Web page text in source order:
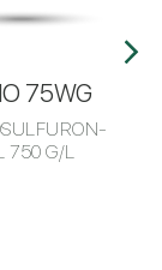
75WG
750 G/L